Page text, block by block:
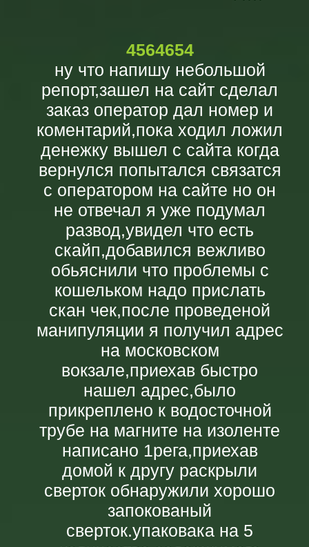
4564654
ну что напишу небольшой
репорт,зашел на сайт сделал
заказ оператор дал номер и
коментарий,пока ходил ложил
денежку вышел с сайта когда
вернулся попытался связатся
с оператором на сайте но он
не отвечал я уже подумал
развод,увидел что есть
скайп,добавился вежливо
обьяснили что проблемы с
кошельком надо прислать
скан чек,после проведеной
манипуляции я получил адрес
на московском
вокзале,приехав быстро
нашел адрес,было
прикреплено к водосточной
трубе на магните на изоленте
написано 1рега,приехав
домой к другу раскрыли
сверток обнаружили хорошо
запокованый
сверток.упаковака на 5